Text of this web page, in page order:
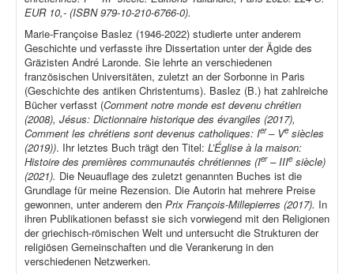
EUR 10,- (ISBN 979-10-210-6766-0).
Marie-Françoise Baslez (1946-2022) studierte unter anderem
Geschichte und verfasste ihre Dissertation unter der Ägide des
Gräzisten André Laronde. Sie lehrte an verschiedenen
französischen Universitäten, zuletzt an der Sorbonne in Paris
(Geschichte des antiken Christentums). Baslez (B.) hat zahlreiche
Bücher verfasst (Comment notre monde est devenu chrétien
(2008), Jésus: Dictionnaire historique des évangiles (2017),
Comment les chrétiens sont devenus catholiques: Ier– Ve siècles
(2019)). Ihr letztes Buch trägt den Titel: L’Église à la maison:
Histoire des premières communautés chrétiennes (Ier– IIIe siècle)
(2021). Die Neuauflage des zuletzt genannten Buches ist die
Grundlage für meine Rezension. Die Autorin hat mehrere Preise
gewonnen, unter anderem den Prix François-Millepierres (2017). In
ihren Publikationen befasst sie sich vorwiegend mit den Religionen
der griechisch-römischen Welt und untersucht die Strukturen der
religiösen Gemeinschaften und die Verankerung in den
verschiedenen Netzwerken.